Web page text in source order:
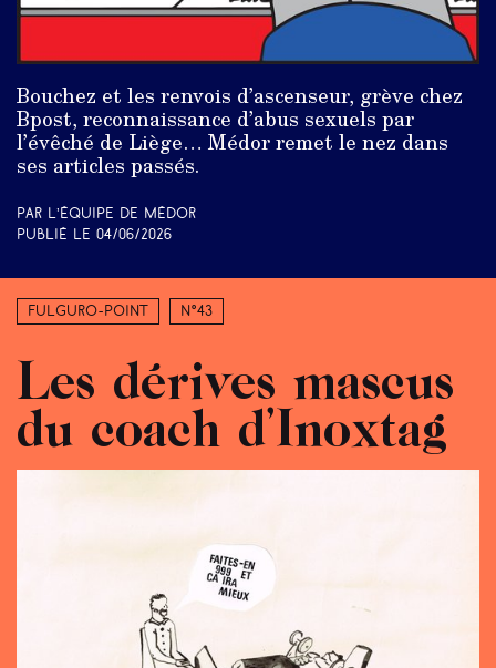
Bouchez et les renvois d’ascenseur, grève chez
Bpost, reconnaissance d’abus sexuels par
l’évêché de Liège… Médor remet le nez dans
ses articles passés.
Par L’équipe de Médor
Publié le 04/06/2026
Fulguro-Point N°43
Les dérives mascus
du coach d’Inoxtag